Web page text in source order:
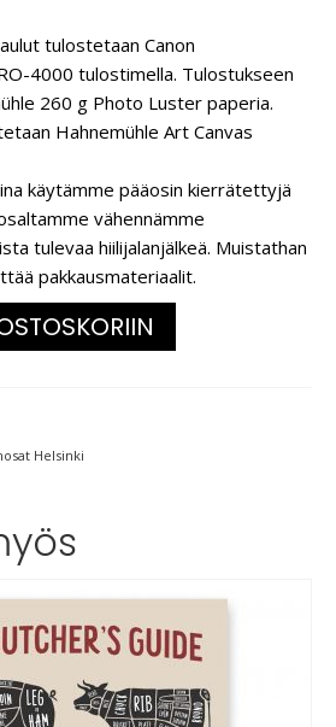
tulostetaan Canon
4000 tulostimella. Tulostukseen
260 g Photo Luster paperia.
Hahnemühle Art Canvas
käytämme pääosin kierrätettyjä
vähennämme
tulevaa hiilijalanjälkeä. Muistathan
pakkausmateriaalit.
Helsinki